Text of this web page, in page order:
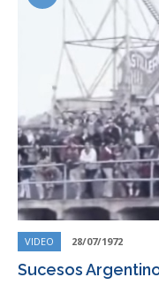
VIDEO 28/07/1972
Sucesos